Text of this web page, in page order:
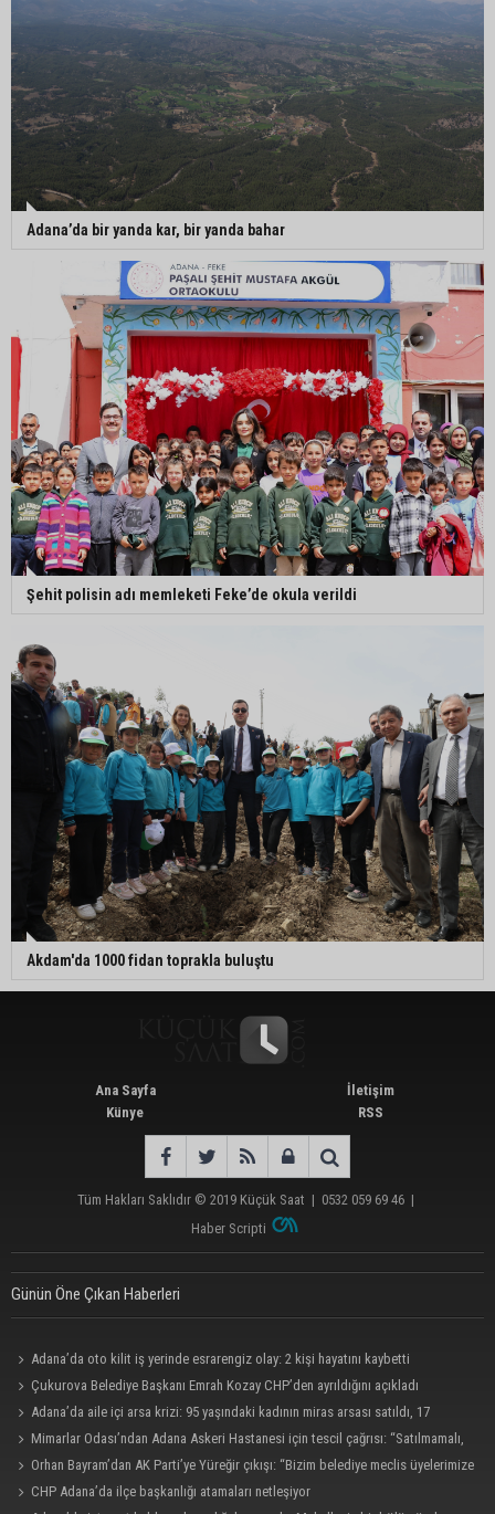
Adana’da bir yanda kar, bir yanda bahar
Şehit polisin adı memleketi Feke’de okula verildi
Akdam'da 1000 fidan toprakla buluştu
Ana Sayfa
Künye
İletişim
RSS
Tüm Hakları Saklıdır © 2019 Küçük Saat | 0532 059 69 46 |
Haber Scripti
Günün Öne Çıkan Haberleri
Adana’da oto kilit iş yerinde esrarengiz olay: 2 kişi hayatını kaybetti
Çukurova Belediye Başkanı Emrah Kozay CHP’den ayrıldığını açıkladı
Adana’da aile içi arsa krizi: 95 yaşındaki kadının miras arsası satıldı, 17
milyonun 13 milyonu harcandı
Mimarlar Odası’ndan Adana Askeri Hastanesi için tescil çağrısı: “Satılmamalı,
amaç dışı kullanılmamalı”
Orhan Bayram’dan AK Parti’ye Yüreğir çıkışı: “Bizim belediye meclis üyelerimize
ne yaptınız? Siz önce onu anlatın”
CHP Adana’da ilçe başkanlığı atamaları netleşiyor